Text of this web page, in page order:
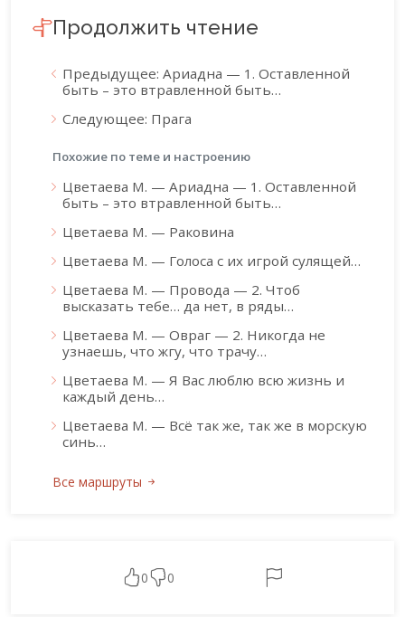
Продолжить чтение
Предыдущее: Ариадна — 1. Оставленной
быть – это втравленной быть…
Следующее: Прага
Похожие по теме и настроению
Цветаева М. — Ариадна — 1. Оставленной
быть – это втравленной быть…
Цветаева М. — Раковина
Цветаева М. — Голоса с их игрой сулящей…
Цветаева М. — Провода — 2. Чтоб
высказать тебе… да нет, в ряды…
Цветаева М. — Овраг — 2. Никогда не
узнаешь, что жгу, что трачу…
Цветаева М. — Я Вас люблю всю жизнь и
каждый день…
Цветаева М. — Всё так же, так же в морскую
синь…
Все маршруты
0 0